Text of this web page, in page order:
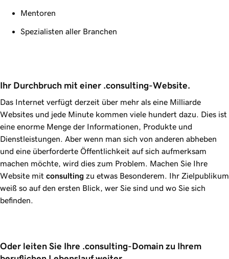
Mentoren
Spezialisten aller Branchen
Ihr Durchbruch mit einer .consulting-Website.
Das Internet verfügt derzeit über mehr als eine Milliarde
Websites und jede Minute kommen viele hundert dazu. Dies ist
eine enorme Menge der Informationen, Produkte und
Dienstleistungen. Aber wenn man sich von anderen abheben
und eine überforderte Öffentlichkeit auf sich aufmerksam
machen möchte, wird dies zum Problem. Machen Sie Ihre
Website mit consulting zu etwas Besonderem. Ihr Zielpublikum
weiß so auf den ersten Blick, wer Sie sind und wo Sie sich
befinden.
Oder leiten Sie Ihre .consulting-Domain zu Ihrem